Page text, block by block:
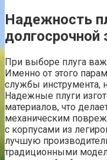
Надежность
долгосрочной
При выборе плуга
Именно от этого
службы инструмента,
Надежные плуги
материалов, что
механическим
с корпусами из
лучшую
традиционными